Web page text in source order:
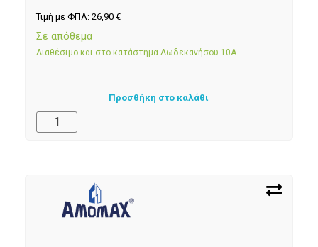
Τιμή με ΦΠΑ: 26,90 €
Σε απόθεμα
Διαθέσιμο και στο κατάστημα Δωδεκανήσου 10Α
Προσθήκη στο καλάθι